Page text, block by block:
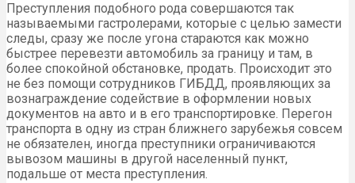
Преступления подобного рода совершаются так
называемыми гастролерами, которые с целью замести
следы, сразу же после угона стараются как можно
быстрее перевезти автомобиль за границу и там, в
более спокойной обстановке, продать. Происходит это
не без помощи сотрудников ГИБДД, проявляющих за
вознаграждение содействие в оформлении новых
документов на авто и в его транспортировке. Перегон
транспорта в одну из стран ближнего зарубежья совсем
не обязателен, иногда преступники ограничиваются
вывозом машины в другой населенный пункт,
подальше от места преступления.